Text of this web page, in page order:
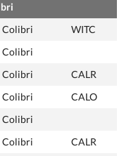
Colibri
WITC
Colibri
Colibri
CALR
Colibri
CALO
Colibri
Colibri
CALR